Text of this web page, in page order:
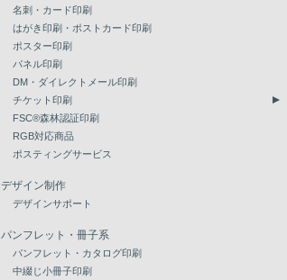
名刺・カード印刷
はがき印刷・ポストカード印刷
ポスター印刷
パネル印刷
DM・ダイレクトメール印刷
チケット印刷
FSC®森林認証印刷
RGB対応商品
ポスティングサービス
デザイン制作
デザインサポート
パンフレット・冊子系
パンフレット・カタログ印刷
中綴じ小冊子印刷